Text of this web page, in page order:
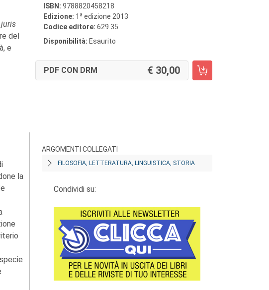
del
e
ISBN: 9788820458218
Edizione: 1 a edizione 2013
Codice editore: 629.35
Disponibilità: Esaurito
PDF CON DRM 30,00
la
ARGOMENTI COLLEGATI
FILOSOFIA, LETTERATURA, LINGUISTICA, STORIA
Condividi su: